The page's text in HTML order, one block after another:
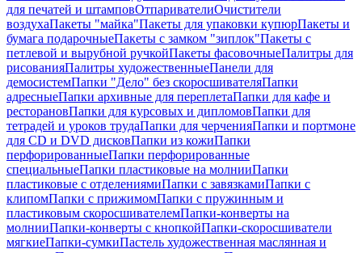
для печатей и штамповОтпаривателиОчистители
воздухаПакеты "майка"Пакеты для упаковки купюрПакеты и
бумага подарочныеПакеты с замком "зиплок"Пакеты с
петлевой и вырубной ручкойПакеты фасовочныеПалитры для
рисованияПалитры художественныеПанели для
демосистемПапки "Дело" без скоросшивателяПапки
адресныеПапки архивные для переплетаПапки для кафе и
ресторановПапки для курсовых и дипломовПапки для
тетрадей и уроков трудаПапки для черченияПапки и портмоне
для CD и DVD дисковПапки из кожиПапки
перфорированныеПапки перфорированные
специальныеПапки пластиковые на молнииПапки
пластиковые с отделениямиПапки с завязкамиПапки с
клипомПапки с прижимомПапки с пружинным и
пластиковым скоросшивателемПапки-конверты на
молнииПапки-конверты с кнопкойПапки-скоросшиватели
мягкиеПапки-сумкиПастель художественная маслянная и